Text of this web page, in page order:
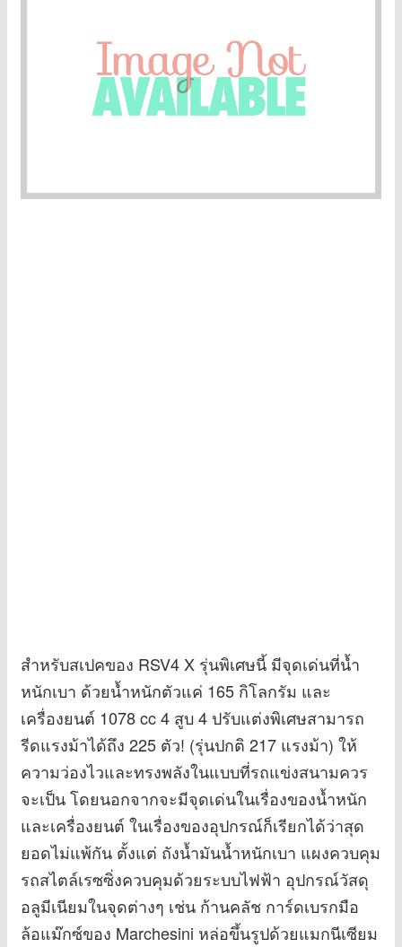
สำหรับสเปคของ RSV4 X รุ่นพิเศษนี้ มีจุดเด่นที่น้ำ
หนักเบา ด้วยน้ำหนักตัวแค่ 165 กิโลกรัม และ
เครื่องยนต์ 1078 cc 4 สูบ 4 ปรับแต่งพิเศษสามารถ
รีดแรงม้าได้ถึง 225 ตัว! (รุ่นปกติ 217 แรงม้า) ให้
ความว่องไวและทรงพลังในแบบที่รถแข่งสนามควร
จะเป็น โดยนอกจากจะมีจุดเด่นในเรื่องของน้ำหนัก
และเครื่องยนต์ ในเรื่องของอุปกรณ์ก็เรียกได้ว่าสุด
ยอดไม่แพ้กัน ตั้งแต่ ถังน้ำมันน้ำหนักเบา แผงควบคุม
รถสไตล์เรซซิ่งควบคุมด้วยระบบไฟฟ้า อุปกรณ์วัสดุ
อลูมีเนียมในจุดต่างๆ เช่น ก้านคลัช การ์ดเบรกมือ
ล้อแม๊กซ์ของ Marchesini หล่อขึ้นรูปด้วยแมกนีเซียม